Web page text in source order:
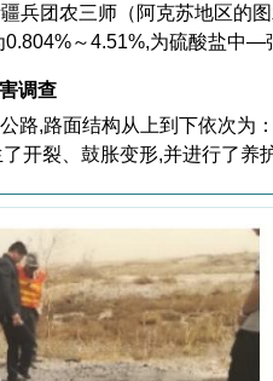
兵团农三师（阿克苏地区的
～4.51%,为硫酸盐中—
调查
路,路面结构从上到下依次为
开裂、鼓胀变形,并进行了养